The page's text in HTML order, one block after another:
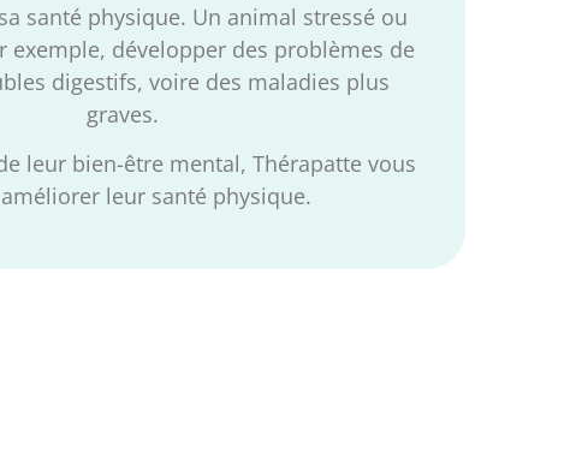
santé physique. Un animal stressé ou
exemple, développer des problèmes de
digestifs, voire des maladies plus
graves.
leur bien-être mental, Thérapatte vous
leur santé physique.